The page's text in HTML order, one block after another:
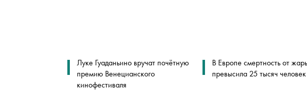
Луке Гуаданьино вручат почётную
премию Венецианского
кинофестиваля
В Европе смертность от
превысила 25 тысяч человек